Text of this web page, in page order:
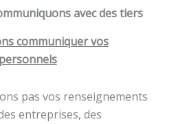
avec des tiers
communiquer vos
pas vos renseignements
entreprises, des